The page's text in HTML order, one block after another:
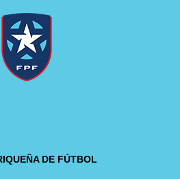
DE FÚTBOL